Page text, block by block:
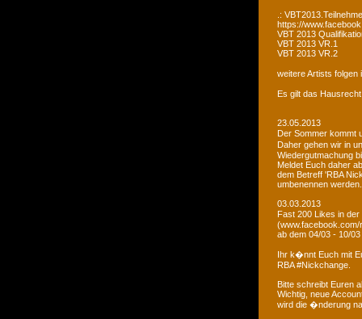
.:
https://
VBT 2013
VBT 2013 VR.1
VBT 2013 VR.2
weitere Artists
Es gilt das
23.05.2013
Der Sommer kommt
Daher gehen wir in
Wiedergutmachung
Meldet Euch daher
dem Betreff 'RBA
umbenennen
03.03.2013
Fast 200 Likes in
ab dem 04/03 - 10/
Ihr k�nnt Euch mit
RBA #Nickchange.
Bitte schreibt Euren
Wichtig, neue
wird die �nderung